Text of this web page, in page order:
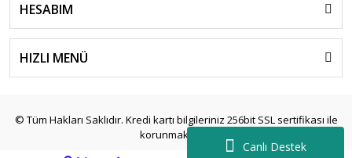
Canlı Destek
HESABIM
HIZLI MENÜ
© Tüm Hakları Saklıdır. Kredi kartı bilgileriniz 256bit SSL sertifikası ile
korunmaktadır.